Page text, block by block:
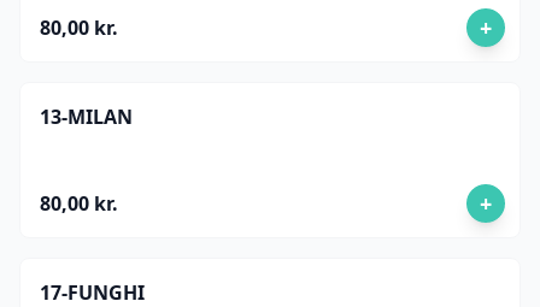
80,00 kr. +
13-MILAN
80,00 kr. +
17-FUNGHI